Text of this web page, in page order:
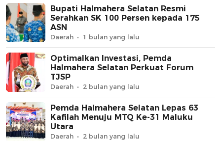
Bupati Halmahera Selatan Resmi
Serahkan SK 100 Persen kepada 175
ASN
Daerah 1 bulan yang lalu
Optimalkan Investasi, Pemda
Halmahera Selatan Perkuat Forum
TJSP
Daerah 2 bulan yang lalu
Pemda Halmahera Selatan Lepas 63
Kafilah Menuju MTQ Ke-31 Maluku
Utara
Daerah 2 bulan yang lalu